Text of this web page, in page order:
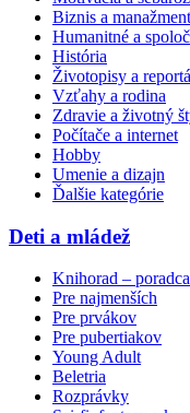
Biznis a manažment
Humanitné a
História
Životopisy a
Vzťahy a rodina
Zdravie a životný
Počítače a internet
Hobby
Umenie a dizajn
Ďalšie kategórie
Deti a mládež
Knihorad –
Pre najmenších
Pre prvákov
Pre pubertiakov
Young Adult
Beletria
Rozprávky